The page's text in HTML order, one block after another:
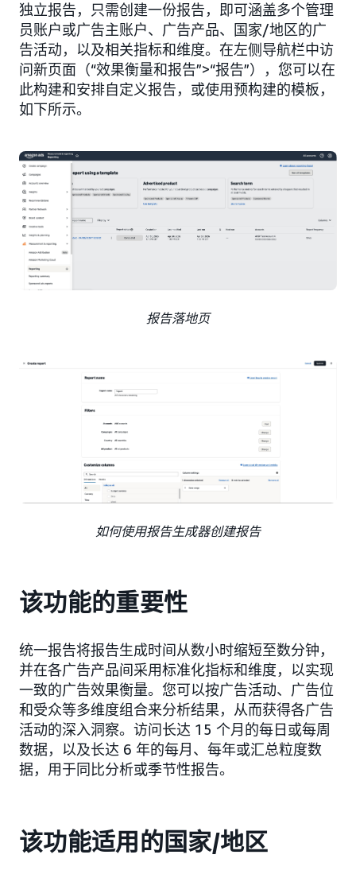
独立报告，只需创建一份报告，即可涵盖多个管理
员账户或广告主账户、广告产品、国家/地区的广
告活动，以及相关指标和维度。在左侧导航栏中访
问新页面（“效果衡量和报告”>“报告”），您可以在
此构建和安排自定义报告，或使用预构建的模板，
如下所示。
报告落地页
如何使用报告生成器创建报告
该功能的重要性
统一报告将报告生成时间从数小时缩短至数分钟，
并在各广告产品间采用标准化指标和维度，以实现
一致的广告效果衡量。您可以按广告活动、广告位
和受众等多维度组合来分析结果，从而获得各广告
活动的深入洞察。访问长达 15 个月的每日或每周
数据，以及长达 6 年的每月、每年或汇总粒度数
据，用于同比分析或季节性报告。
该功能适用的国家/地区